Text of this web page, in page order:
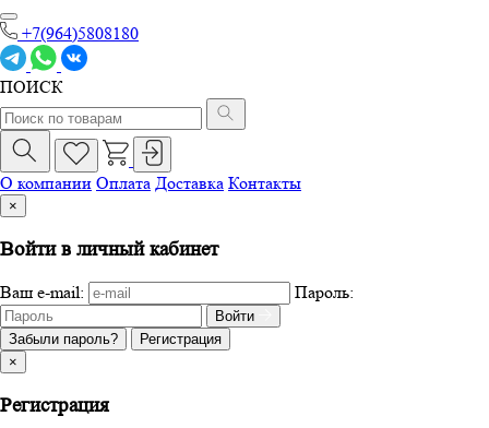
+7(964)5808180
ПОИСК
О компании Оплата Доставка Контакты
×
Войти в личный кабинет
Ваш e-mail: Пароль:
Войти
Забыли пароль?
Регистрация
×
Регистрация